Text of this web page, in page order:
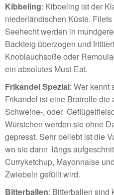
Kibbeling: Kibbeling ist der
niederländischen Küste.
Seehecht werden in
Backteig überzogen und
Knoblauchsoße oder
ein absolutes Must-Eat.
Frikandel Spezial: Wer kennt
Frikandel ist eine Bratrolle die
Schweine-, oder
Würstchen werden sie ohne
gepresst. Sehr beliebt ist die
wo sie dann längs
Curryketchup, Mayonnaise
Zwiebeln gefüllt wird.
Bitterballen: Bitterballen sind